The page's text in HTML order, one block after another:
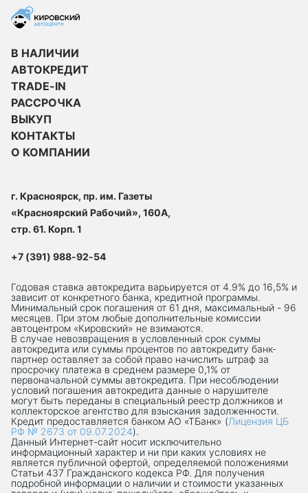
В НАЛИЧИИ
АВТОКРЕДИТ
TRADE-IN
РАССРОЧКА
ВЫКУП
КОНТАКТЫ
О КОМПАНИИ
г. Красноярск, пр. им. Газеты
«Красноярский Рабочий», 160А,
стр. 61. Корп. 1
+7 (391) 988-92-54
Годовая ставка автокредита варьируется от 4.9% до 16,5% и
зависит от конкретного банка, кредитной программы.
Минимальный срок погашения от 61 дня, максимальный - 96
месяцев. При этом любые дополнительные комиссии
автоцентром «Кировский» не взимаются.
В случае невозвращения в условленный срок суммы
автокредита или суммы процентов по автокредиту банк-
партнер оставляет за собой право начислить штраф за
просрочку платежа в среднем размере 0,1% от
первоначальной суммы автокредита. При несоблюдении
условий погашения автокредита данные о нарушителе
могут быть переданы в специальный реестр должников и
коллекторское агентство для взыскания задолженности.
Кредит предоставляется банком АО «ТБанк» (Лицензия ЦБ
РФ № 2673 от 09.07.2024).
Данный Интернет-сaйт носит исключительно
информационный характер и ни при каких условиях не
является публичной офертой, определяемой положениями
Статьи 437 Гражданского кодекса РФ. Для получения
подробной информации о наличии и стоимости указанных